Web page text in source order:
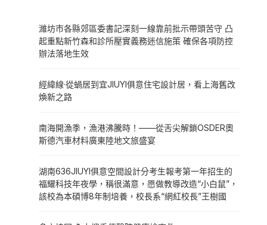
濰坊市各縣郊區委書記深刻一線靠前批示帶頭苦守 凸
起重點新竹森和診所壓實義務迷信施策 確保各項防控
辦法落地生效
經緯線·從蝸居到宜JIUYI俱意住宅設計居，看上海舊改
煥新之路
南海開漁季，漁港沸騰時！——從舌尖解鎖OSDER奧
斯德汽車材料廣東陸地文旅盛宴
湖南636JIUYI俱意空間設計分考生報考第一年招生的
福耀科技年夜學，稱很滿意，愿做教導改造“小白鼠”，
該校為本碩博8年制培養，校長系“網紅校長”王樹國